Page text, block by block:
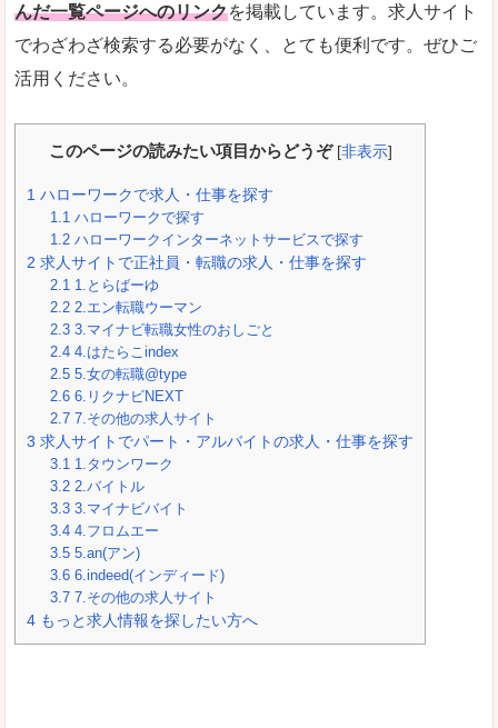
んだ一覧ページへのリンクを掲載しています。求人サイト
でわざわざ検索する必要がなく、とても便利です。ぜひご
活用ください。
このページの読みたい項目からどうぞ [非表示]
1 ハローワークで求人・仕事を探す
1.1 ハローワークで探す
1.2 ハローワークインターネットサービスで探す
2 求人サイトで正社員・転職の求人・仕事を探す
2.1 1.とらばーゆ
2.2 2.エン転職ウーマン
2.3 3.マイナビ転職女性のおしごと
2.4 4.はたらこindex
2.5 5.女の転職@type
2.6 6.リクナビNEXT
2.7 7.その他の求人サイト
3 求人サイトでパート・アルバイトの求人・仕事を探す
3.1 1.タウンワーク
3.2 2.バイトル
3.3 3.マイナビバイト
3.4 4.フロムエー
3.5 5.an(アン)
3.6 6.indeed(インディード)
3.7 7.その他の求人サイト
4 もっと求人情報を探したい方へ